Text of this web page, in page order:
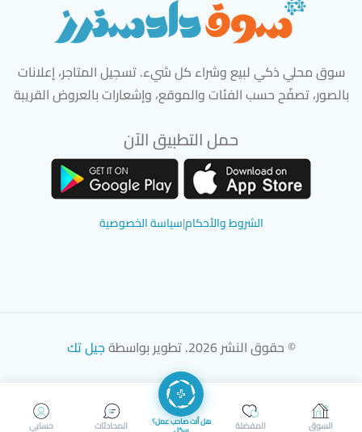
سوق محلي ذكي لبيع وشراء كل شيء. تسجيل المتاجر، إعلانات
بالصور، تصفّح حسب الفئات والموقع، وإشعارات بالعروض القريبة
حمل التطبيق الآن
الشروط والأحكام|سياسة الخصوصية
© حقوق النشر 2026. تطوير بواسطة جيل تك
حسابي المحادثات هل أنت صاحب عمل؟ المفضلة السوق